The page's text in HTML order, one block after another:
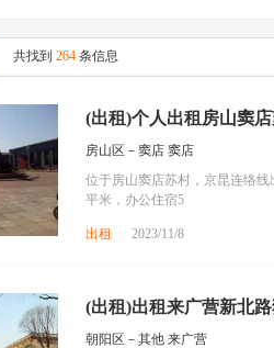
共找到 264 条信息
(出租)个人出租房山窦
房山区－窦店 窦店
位于房山窦店苏村，京昆连络线
平米，办公住宿5
出租 2023/11/8
(出租)出租来广营新北
朝阳区－其他 来广营